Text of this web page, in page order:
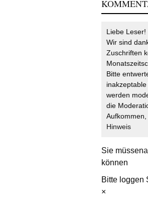
Liebe Leser!
Wir sind
Zuschriften
Bitte
werden
die
Hinweis
Sie müssen
können
Bitte loggen
×